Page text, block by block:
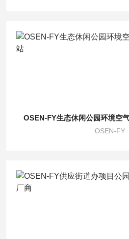
OSEN-FY生态休闲公园环境空
OSEN-FY